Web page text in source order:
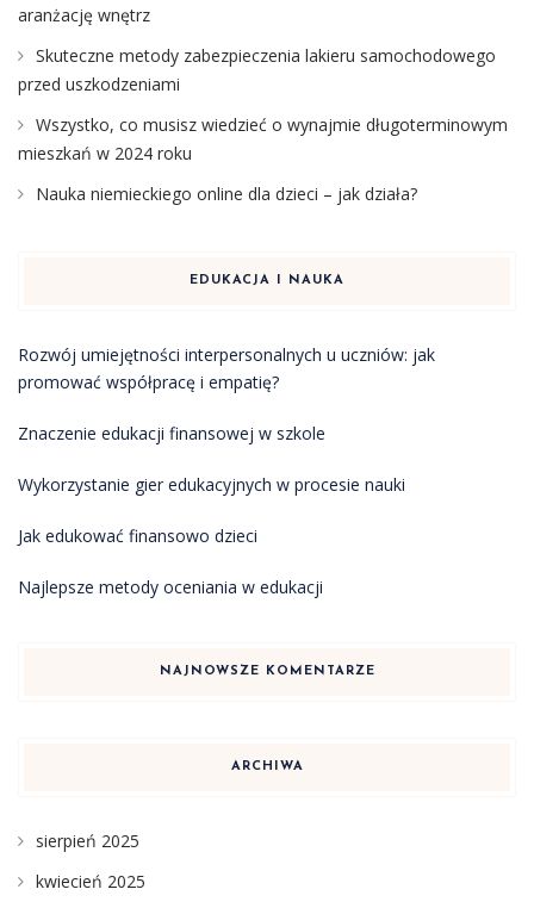
aranżację wnętrz
Skuteczne metody zabezpieczenia lakieru samochodowego
przed uszkodzeniami
Wszystko, co musisz wiedzieć o wynajmie długoterminowym
mieszkań w 2024 roku
Nauka niemieckiego online dla dzieci – jak działa?
EDUKACJA I NAUKA
Rozwój umiejętności interpersonalnych u uczniów: jak
promować współpracę i empatię?
Znaczenie edukacji finansowej w szkole
Wykorzystanie gier edukacyjnych w procesie nauki
Jak edukować finansowo dzieci
Najlepsze metody oceniania w edukacji
NAJNOWSZE KOMENTARZE
ARCHIWA
sierpień 2025
kwiecień 2025